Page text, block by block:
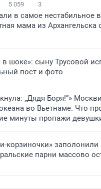
5 059 3
в самое нестабильное
мама из Архангельска
в шоке»: сыну Трусовой
пост и фото
„Дядя Боря!“»
во Вьетнаме. Что
минуты пропажи
корзиночки» заполонили
парни массово